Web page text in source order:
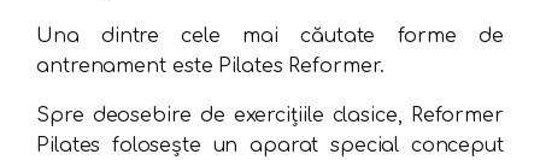
Una dintre cele mai căutate forme de
antrenament este Pilates Reformer.
Spre deosebire de exercițiile clasice, Reformer
Pilates folosește un aparat special conceput